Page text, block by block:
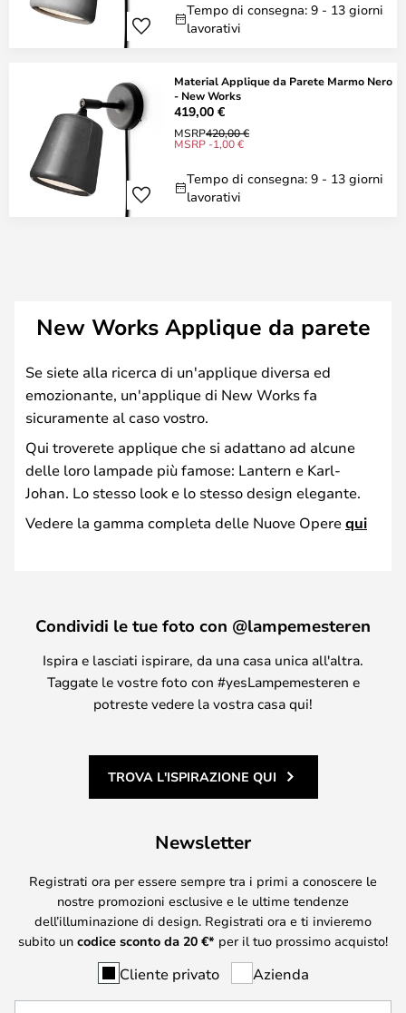
Tempo di consegna: 9 - 13 giorni
lavorativi
Material Applique da Parete Marmo Nero
- New Works
419,00 €
MSRP420,00 €
MSRP -1,00 €
Tempo di consegna: 9 - 13 giorni
lavorativi
New Works Applique da parete
Se siete alla ricerca di un'applique diversa ed
emozionante, un'applique di New Works fa
sicuramente al caso vostro.
Qui troverete applique che si adattano ad alcune
delle loro lampade più famose: Lantern e Karl-
Johan. Lo stesso look e lo stesso design elegante.
Vedere la gamma completa delle Nuove Operequi
Condividi le tue foto con @lampemesteren
Ispira e lasciati ispirare, da una casa unica all'altra.
Taggate le vostre foto con #yesLampemesteren e
potreste vedere la vostra casa qui!
TROVA L'ISPIRAZIONE QUI
Newsletter
Registrati ora per essere sempre tra i primi a conoscere le
nostre promozioni esclusive e le ultime tendenze
dell’illuminazione di design. Registrati ora e ti invieremo
subito un codice sconto da 20 €* per il tuo prossimo acquisto!
Cliente privato Azienda